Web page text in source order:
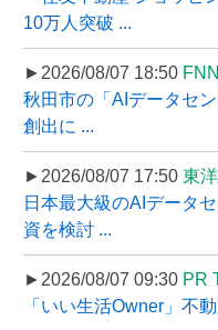
10万人突破 ...
►2026/08/07 18:50
秋田市の「AIデータセ
創出に ...
►2026/08/07 17:50 東
日本最大級のAIデータ
資を検討 ...
►2026/08/07 09:30 PR
「いい生活Owner」不